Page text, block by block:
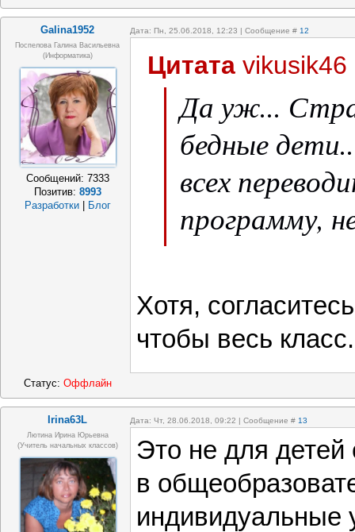
Galina1952 Дата: Пн, 25.06.2018, 12:23 | Сообщение # 12
Поспелова Галина Васильевна
(информатика)
Сообщений: 7333
Позитив: 8993
Разработки
Блог
Цитата vikusik46
Да уж...
бедные
всех
программу,
Хотя,
чтобы весь
Статус: Оффлайн
Irina63L Дата: Чт, 28.06.2018, 09:22 | Сообщение # 13
Лютина Ирина Юрьевна
(Учитель начальных классов)
Это не для
в
индивидуальные